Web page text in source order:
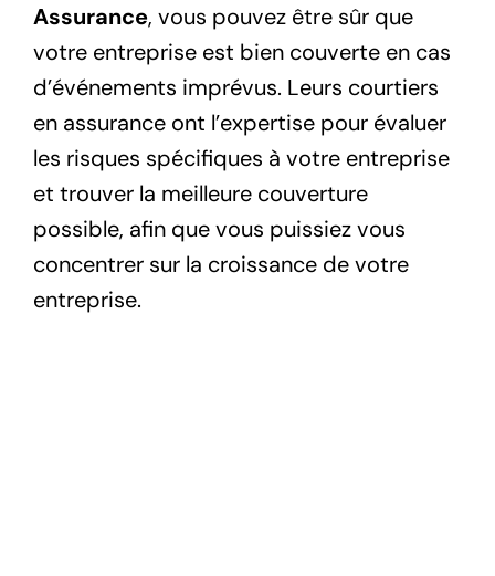
Assurance, vous pouvez être sûr que
votre entreprise est bien couverte en cas
d’événements imprévus. Leurs courtiers
en assurance ont l’expertise pour évaluer
les risques spécifiques à votre entreprise
et trouver la meilleure couverture
possible, afin que vous puissiez vous
concentrer sur la croissance de votre
entreprise.